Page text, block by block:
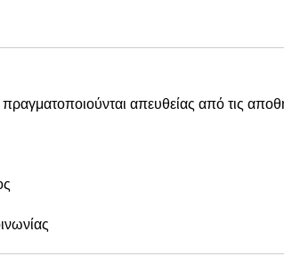
απευθείας από τις